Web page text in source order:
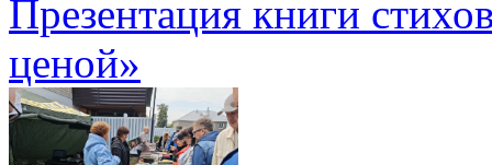
Презентация книги
ценой»